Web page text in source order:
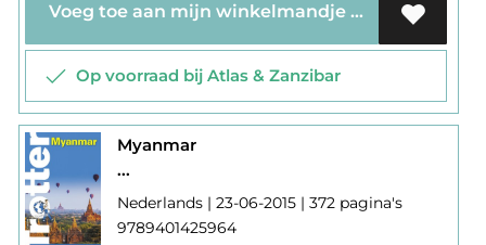
Voeg toe aan mijn winkelmandje
Op voorraad bij Atlas & Zanzibar
Myanmar
...
Nederlands | 23-06-2015 | 372 pagina's
9789401425964